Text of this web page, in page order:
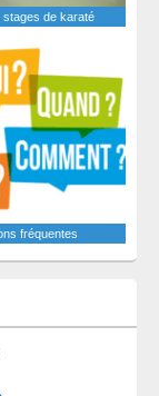
stages de karaté
fréquentes